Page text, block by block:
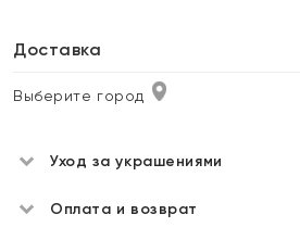
Доставка
Выберите город
Уход за украшениями
Оплата и возврат